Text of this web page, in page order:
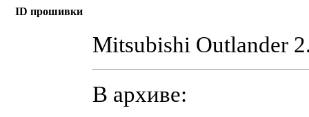
ID прошивки
Mitsubishi Outlander
В архиве: